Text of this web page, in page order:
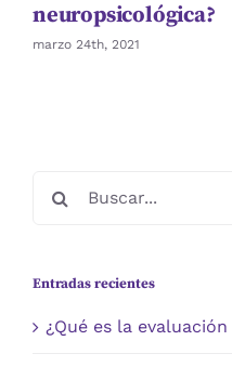
neuropsicológica?
marzo 24th, 2021
Entradas recientes
¿Qué es la